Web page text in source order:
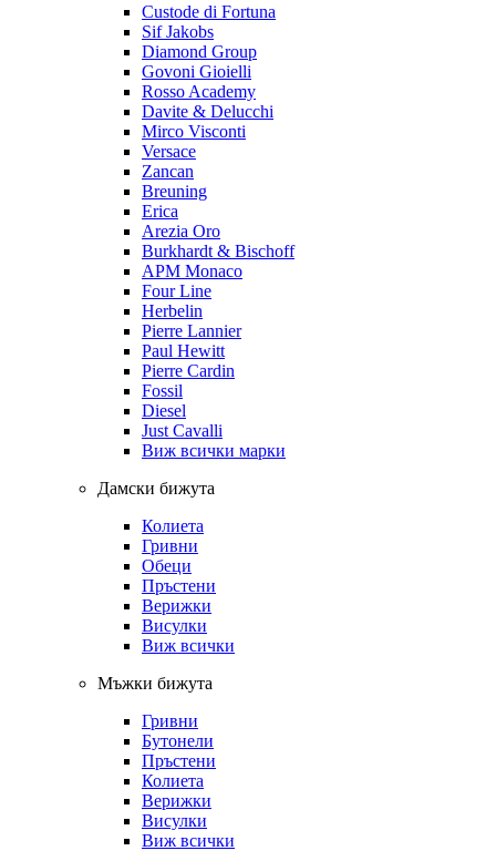
Custode di Fortuna
Sif Jakobs
Diamond Group
Govoni Gioielli
Rosso Academy
Davite & Delucchi
Mirco Visconti
Versace
Zancan
Breuning
Erica
Arezia Oro
Burkhardt & Bischoff
APM Monaco
Four Line
Herbelin
Pierre Lannier
Paul Hewitt
Pierre Cardin
Fossil
Diesel
Just Cavalli
Виж всички марки
Дамски бижута
Колиета
Гривни
Обеци
Пръстени
Верижки
Висулки
Виж всички
Мъжки бижута
Гривни
Бутонели
Пръстени
Колиета
Верижки
Висулки
Виж всички